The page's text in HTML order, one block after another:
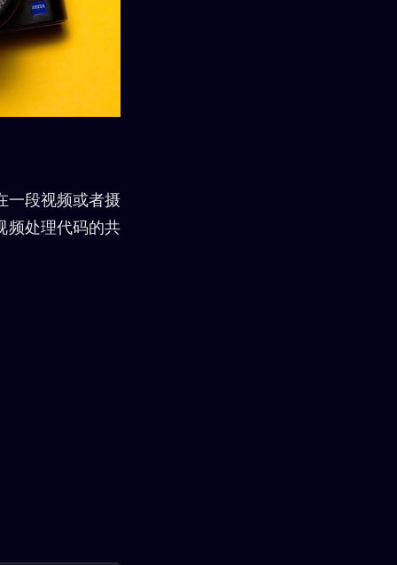
一段视频或者摄
频处理代码的共